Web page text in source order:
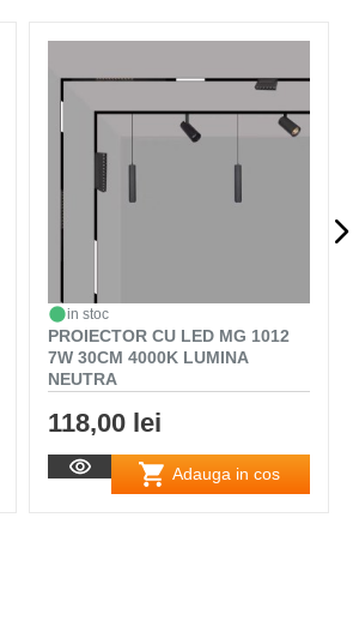
in stoc
PROIECTOR CU LED MG 1012
7W 30CM 4000K LUMINA
NEUTRA
118,00 lei
Adauga in cos